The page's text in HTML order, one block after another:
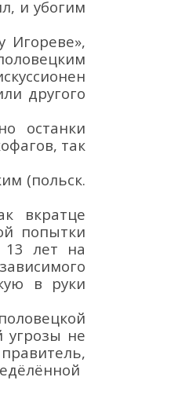
и убогим
Игореве»,
другого
останки
, так
м (польск.
вкратце
попытки
13 лет на
в руки
угрозы не
,